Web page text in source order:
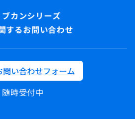
するお問い合わせ
問い合わせフォーム
随時受付中